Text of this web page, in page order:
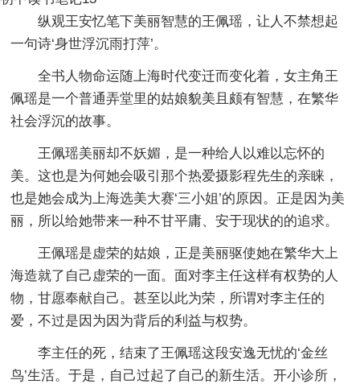
纵观王安忆笔下美丽智慧的王佩瑶，让人不禁想起
一句诗‘身世浮沉雨打萍’。
全书人物命运随上海时代变迁而变化着，女主角王
佩瑶是一个普通弄堂里的姑娘貌美且颇有智慧，在繁华
社会浮沉的故事。
王佩瑶美丽却不妖媚，是一种给人以难以忘怀的
美。这也是为何她会吸引那个热爱摄影程先生的亲睐，
也是她会成为上海选美大赛‘三小姐’的原因。正是因为美
丽，所以给她带来一种不甘平庸、安于现状的的追求。
王佩瑶是虚荣的姑娘，正是美丽驱使她在繁华大上
海造就了自己虚荣的一面。面对李主任这样有权势的人
物，甘愿奉献自己。甚至以此为荣，所谓对李主任的
爱，不过是因为因为背后的利益与权势。
李主任的死，结束了王佩瑶这段安逸无忧的‘金丝
鸟’生活。于是，自己过起了自己的新生活。开小诊所，